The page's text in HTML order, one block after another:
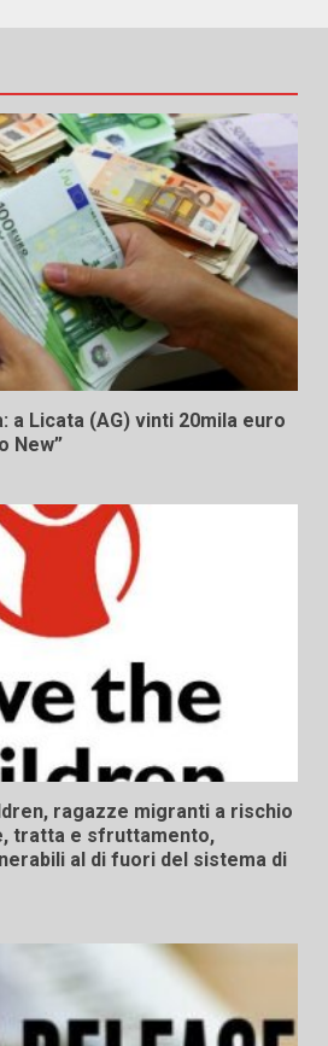
a Licata (AG) vinti 20mila euro
New”
ragazze migranti a rischio
tratta e sfruttamento,
al di fuori del sistema di